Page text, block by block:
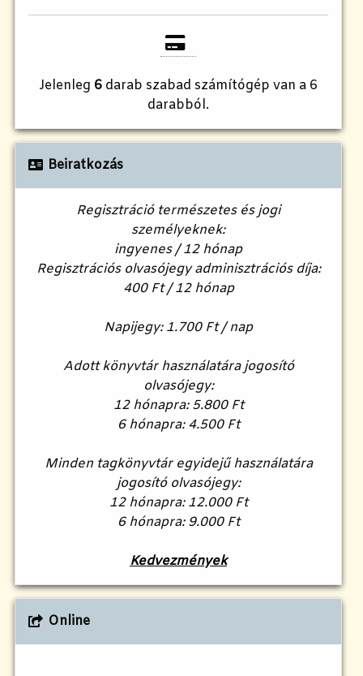
Jelenleg 6 darab szabad számítógép van a 6
darabból.
Beiratkozás
Regisztráció természetes és jogi
személyeknek:
ingyenes / 12 hónap
Regisztrációs olvasójegy adminisztrációs díja:
400 Ft / 12 hónap
Napijegy: 1.700 Ft / nap
Adott könyvtár használatára jogosító
olvasójegy:
12 hónapra: 5.800 Ft
6 hónapra: 4.500 Ft
Minden tagkönyvtár egyidejű használatára
jogosító olvasójegy:
12 hónapra: 12.000 Ft
6 hónapra: 9.000 Ft
Kedvezmények
Online